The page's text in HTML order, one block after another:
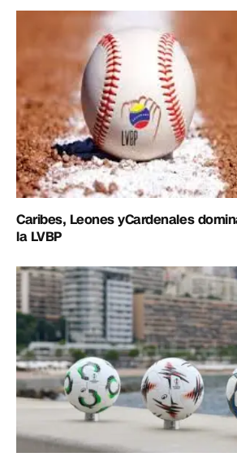
Caribes, Leones yCardenales
la LVBP